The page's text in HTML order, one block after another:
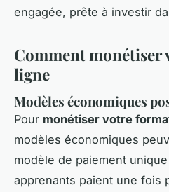
engagée, prête à investir
Comment
ligne
Modèles économiques
Pour monétiser votre
modèles économiques
modèle de paiement
apprenants paient une fois